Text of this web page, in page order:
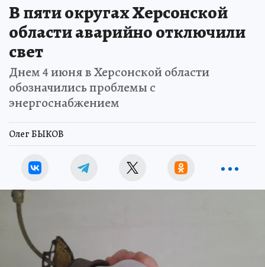
В пяти округах Херсонской
области аварийно отключили
свет
Днем 4 июня в Херсонской области
обозначились проблемы с
энергоснабжением
Олег БЫКОВ